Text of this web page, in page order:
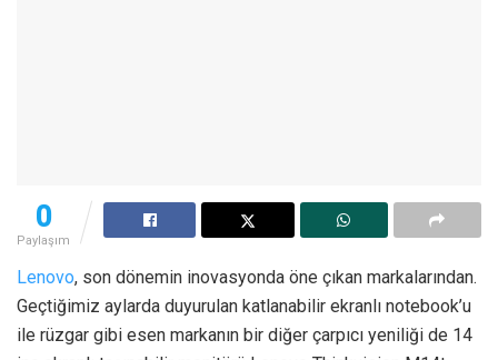
0
Paylaşım
Lenovo, son dönemin inovasyonda öne çıkan markalarından.
Geçtiğimiz aylarda duyurulan katlanabilir ekranlı notebook’u
ile rüzgar gibi esen markanın bir diğer çarpıcı yeniliği de 14